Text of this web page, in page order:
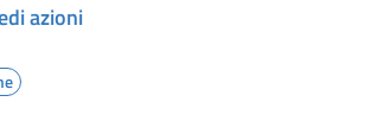
azioni